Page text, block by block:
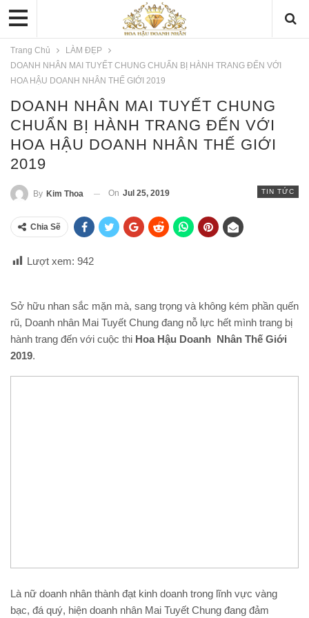
Trang Chủ
LÀM ĐẸP
DOANH NHÂN MAI TUYẾT CHUNG CHUẨN BỊ HÀNH TRANG ĐẾN VỚI
HOA HẬU DOANH NHÂN THẾ GIỚI 2019
DOANH NHÂN MAI TUYẾT CHUNG
CHUẨN BỊ HÀNH TRANG ĐẾN VỚI
HOA HẬU DOANH NHÂN THẾ GIỚI
2019
TIN TỨC
By Kim Thoa On Jul 25, 2019
Chia Sẽ
Lượt xem: 942
Sở hữu nhan sắc mặn mà, sang trọng và không kém phần quến
rũ, Doanh nhân Mai Tuyết Chung đang nỗ lực hết mình trang bị
hành trang đến với cuộc thi Hoa Hậu Doanh Nhân Thế Giới
2019.
Là nữ doanh nhân thành đạt kinh doanh trong lĩnh vực vàng
bạc, đá quý, hiện doanh nhân Mai Tuyết Chung đang đảm